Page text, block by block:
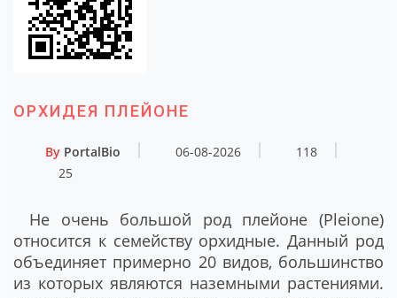
ОРХИДЕЯ ПЛЕЙОНЕ
By PortalBio 06-08-2026
118
25
Не очень большой род плейоне (Pleione)
относится к семейству орхидные. Данный род
объединяет примерно 20 видов, большинство
из которых являются наземными растениями.